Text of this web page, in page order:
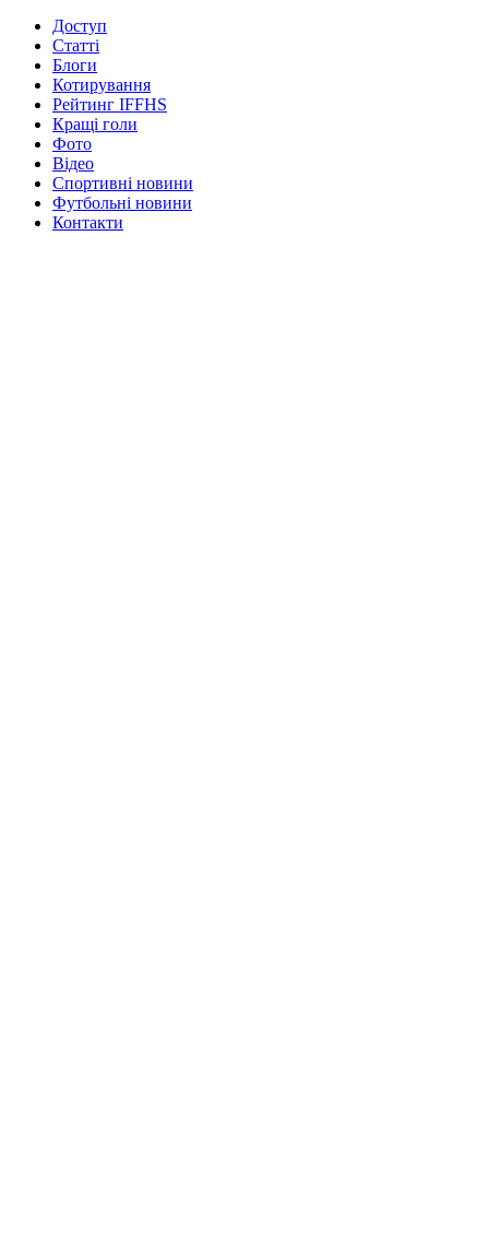
Доступ
Статті
Блоги
Котирування
Рейтинг IFFHS
Кращі голи
Фото
Відео
Спортивні новини
Футбольні новини
Контакти